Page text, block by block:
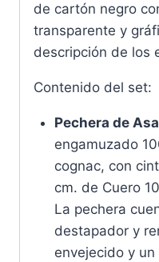
de cartón negro
transparente y
descripción de los
Contenido del set:
Pechera de
engamuzado
cognac, con
cm. de Cuero
La pechera
destapador y
envejecido y